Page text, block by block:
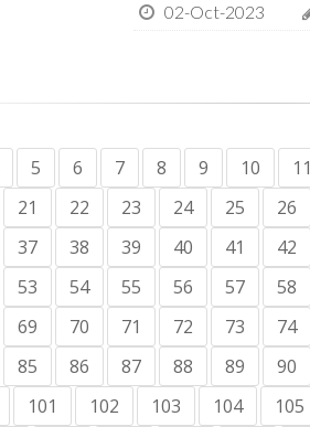
02-Oct-2023
5 6 7 8 9 10
21 22 23 24 25
26
37 38 39 40 41
42
53 54 55 56 57
58
69 70 71 72 73
74
85 86 87 88 89
90
101 102 103 104
105